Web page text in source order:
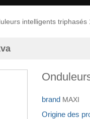
intelligents triphasés
brand MAXI
Origine des